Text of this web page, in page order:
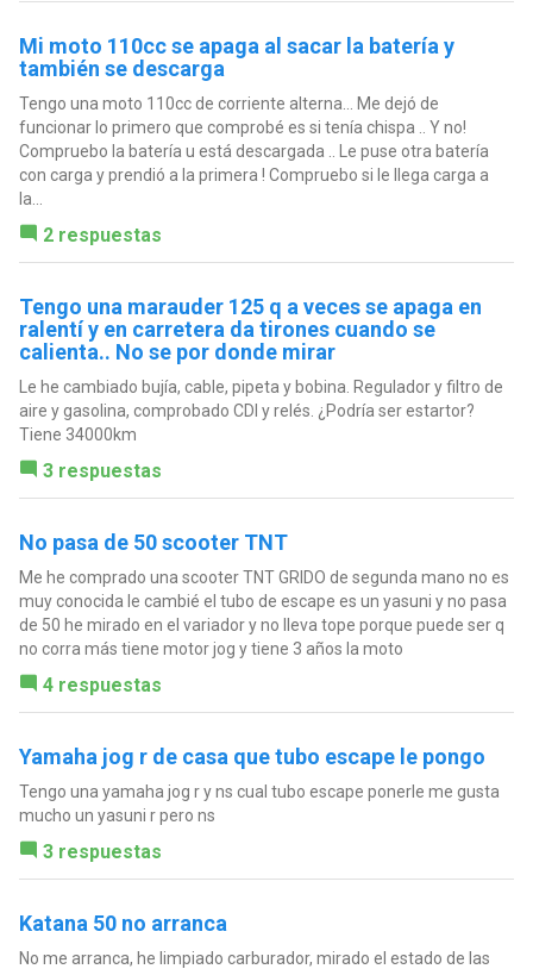
Mi moto 110cc se apaga al sacar la batería y
también se descarga
Tengo una moto 110cc de corriente alterna... Me dejó de
funcionar lo primero que comprobé es si tenía chispa .. Y no!
Compruebo la batería u está descargada .. Le puse otra batería
con carga y prendió a la primera ! Compruebo si le llega carga a
la...
2 respuestas
Tengo una marauder 125 q a veces se apaga en
ralentí y en carretera da tirones cuando se
calienta.. No se por donde mirar
Le he cambiado bujía, cable, pipeta y bobina. Regulador y filtro de
aire y gasolina, comprobado CDI y relés. ¿Podría ser estartor?
Tiene 34000km
3 respuestas
No pasa de 50 scooter TNT
Me he comprado una scooter TNT GRIDO de segunda mano no es
muy conocida le cambié el tubo de escape es un yasuni y no pasa
de 50 he mirado en el variador y no lleva tope porque puede ser q
no corra más tiene motor jog y tiene 3 años la moto
4 respuestas
Yamaha jog r de casa que tubo escape le pongo
Tengo una yamaha jog r y ns cual tubo escape ponerle me gusta
mucho un yasuni r pero ns
3 respuestas
Katana 50 no arranca
No me arranca, he limpiado carburador, mirado el estado de las